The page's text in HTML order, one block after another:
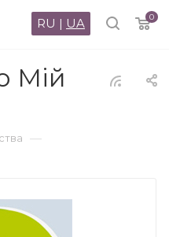
0
RU | UA
Мій
—